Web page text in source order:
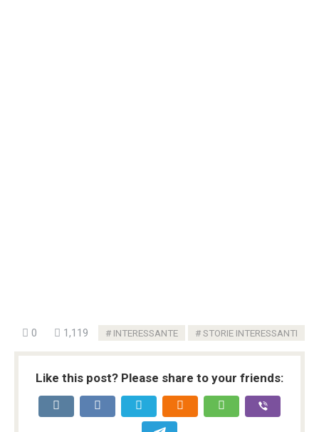
0 1,119 INTERESSANTE STORIE INTERESSANTI
Like this post? Please share to your friends: